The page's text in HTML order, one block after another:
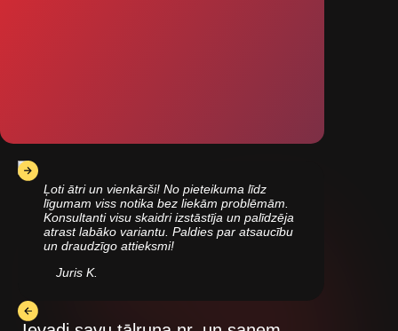
Ļoti ātri un vienkārši! No pieteikuma līdz
līgumam viss notika bez liekām problēmām.
Konsultanti visu skaidri izstāstīja un palīdzēja
atrast labāko variantu. Paldies par atsaucību
un draudzīgo attieksmi!
Juris K.